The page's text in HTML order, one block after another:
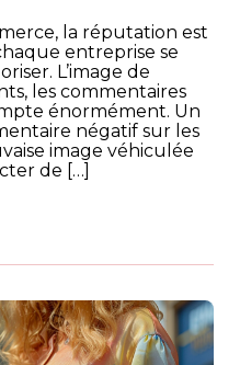
la réputation est
entreprise se
L’image de
les commentaires
énormément. Un
négatif sur les
image véhiculée
de […]